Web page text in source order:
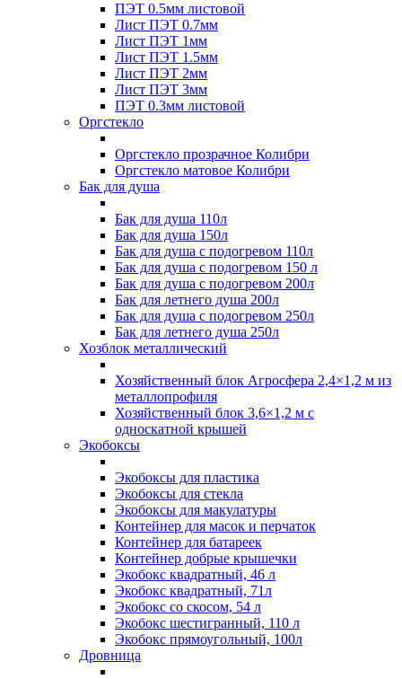
ПЭТ 0.5мм листовой
Лист ПЭТ 0.7мм
Лист ПЭТ 1мм
Лист ПЭТ 1.5мм
Лист ПЭТ 2мм
Лист ПЭТ 3мм
ПЭТ 0.3мм листовой
Оргстекло
Оргстекло прозрачное Колибри
Оргстекло матовое Колибри
Бак для душа
Бак для душа 110л
Бак для душа 150л
Бак для душа с подогревом 110л
Бак для душа с подогревом 150 л
Бак для душа с подогревом 200л
Бак для летнего душа 200л
Бак для душа с подогревом 250л
Бак для летнего душа 250л
Хозблок металлический
Хозяйственный блок Агросфера 2,4×1,2 м из
металлопрофиля
Хозяйственный блок 3,6×1,2 м с
односкатной крышей
Экобоксы
Экобоксы для пластика
Экобоксы для стекла
Экобоксы для макулатуры
Контейнер для масок и перчаток
Контейнер для батареек
Контейнер добрые крышечки
Экобокс квадратный, 46 л
Экобокс квадратный, 71л
Экобокс со скосом, 54 л
Экобокс шестигранный, 110 л
Экобокс прямоугольный, 100л
Дровница